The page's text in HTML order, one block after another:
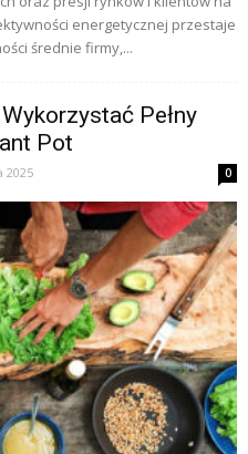
energetycznej przestaje
średnie firmy,...
Pełny
Pot
2025 0